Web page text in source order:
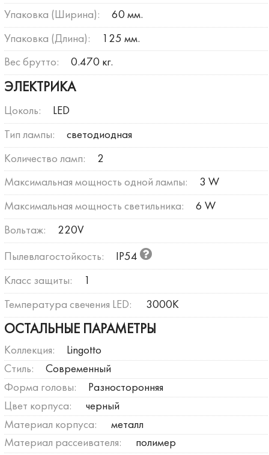
Упаковка (Ширина): 60 мм.
Упаковка (Длина): 125 мм.
Вес брутто: 0.470 кг.
ЭЛЕКТРИКА
Цоколь: LED
Тип лампы: светодиодная
Количество ламп: 2
Максимальная мощность одной лампы: 3 W
Максимальная мощность светильника: 6 W
Вольтаж: 220V
Пылевлагостойкость: IP54
Класс защиты: 1
Температура свечения LED: 3000К
ОСТАЛЬНЫЕ ПАРАМЕТРЫ
Коллекция:
Lingotto
Стиль:
Современный
Форма головы:
Разносторонняя
Цвет корпуса:
черный
Материал корпуса:
металл
Материал рассеивателя:
полимер